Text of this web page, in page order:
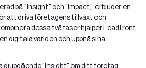
på "Insight" och "Impact," erbjuder en
att driva företagens tillväxt och
dessa två faser hjälper Leadfront
digitala världen och uppnå sina